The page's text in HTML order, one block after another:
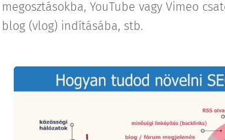
megosztásokba, YouTube vagy Vimeo
blog (vlog) indításába, stb.